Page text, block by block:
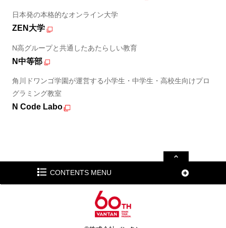
日本発の本格的なオンライン大学
ZEN大学
N高グループと共通したあたらしい教育
N中等部
角川ドワンゴ学園が運営する小学生・中学生・高校生向けプロ
グラミング教室
N Code Labo
CONTENTS MENU